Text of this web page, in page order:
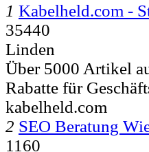
1 Kabelheld.com -
35440
Linden
Über 5000 Artikel
Rabatte für
kabelheld.com
2 SEO Beratung
1160